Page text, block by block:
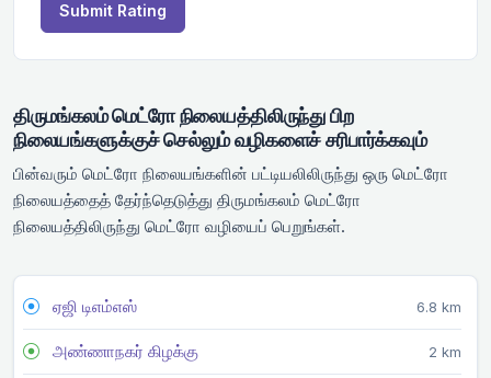
Submit Rating
திருமங்கலம் மெட்ரோ நிலையத்திலிருந்து பிற
நிலையங்களுக்குச் செல்லும் வழிகளைச் சரிபார்க்கவும்
பின்வரும் மெட்ரோ நிலையங்களின் பட்டியலிலிருந்து ஒரு மெட்ரோ
நிலையத்தைத் தேர்ந்தெடுத்து திருமங்கலம் மெட்ரோ
நிலையத்திலிருந்து மெட்ரோ வழியைப் பெறுங்கள்.
ஏஜி டிஎம்எஸ் 6.8 km
அண்ணாநகர் கிழக்கு 2 km